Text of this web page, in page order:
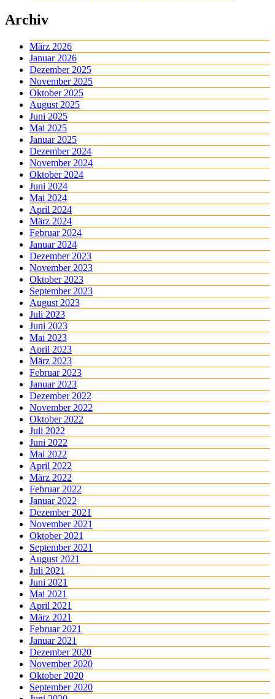
Archiv
März 2026
Januar 2026
Dezember 2025
November 2025
Oktober 2025
August 2025
Juni 2025
Mai 2025
Januar 2025
Dezember 2024
November 2024
Oktober 2024
Juni 2024
Mai 2024
April 2024
März 2024
Februar 2024
Januar 2024
Dezember 2023
November 2023
Oktober 2023
September 2023
August 2023
Juli 2023
Juni 2023
Mai 2023
April 2023
März 2023
Februar 2023
Januar 2023
Dezember 2022
November 2022
Oktober 2022
Juli 2022
Juni 2022
Mai 2022
April 2022
März 2022
Februar 2022
Januar 2022
Dezember 2021
November 2021
Oktober 2021
September 2021
August 2021
Juli 2021
Juni 2021
Mai 2021
April 2021
März 2021
Februar 2021
Januar 2021
Dezember 2020
November 2020
Oktober 2020
September 2020